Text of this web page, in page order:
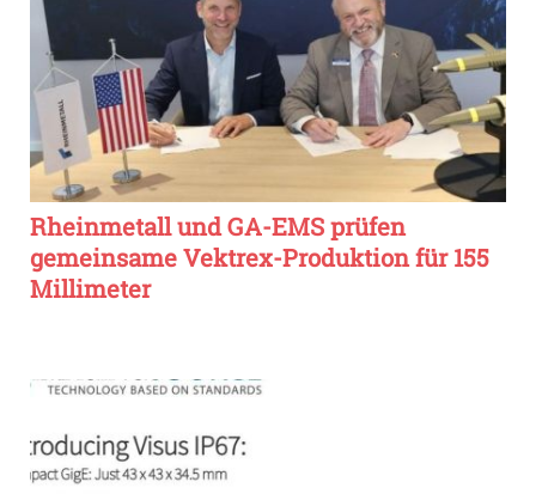
Rheinmetall und GA-EMS prüfen
gemeinsame Vektrex-Produktion für 155
Millimeter